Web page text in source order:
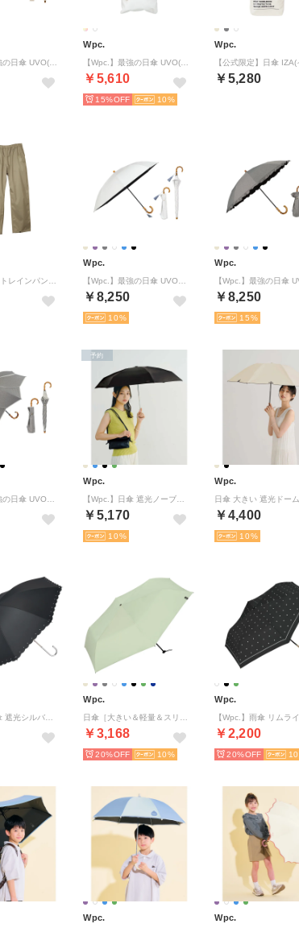
Wpc.
￥5,610
15% 10
Wpc.
￥5,280
Wpc.
￥8,250
10
Wpc.
￥8,250
15
Wpc.
￥5,170
予約
10
Wpc.
￥4,400
10
Wpc.
￥3,168
20% 10
Wpc.
￥2,200
20% 10
Wpc. Wpc.